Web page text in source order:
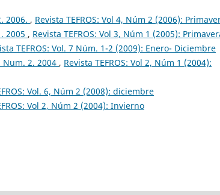
2006. , Revista TEFROS: Vol 4, Núm 2 (2006):
2005 , Revista TEFROS: Vol 3, Núm 1 (2005):
TEFROS: Vol. 7 Núm. 1-2 (2009): Enero- Diciembre
2. 2004 , Revista TEFROS: Vol 2, Núm 1 (2004):
Vol. 6, Núm 2 (2008): diciembre
Vol 2, Núm 2 (2004): Invierno